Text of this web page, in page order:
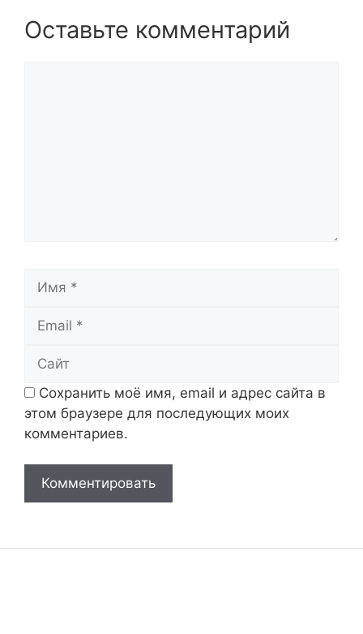
Оставьте комментарий
Сохранить моё имя, email и адрес сайта в
этом браузере для последующих моих
комментариев.